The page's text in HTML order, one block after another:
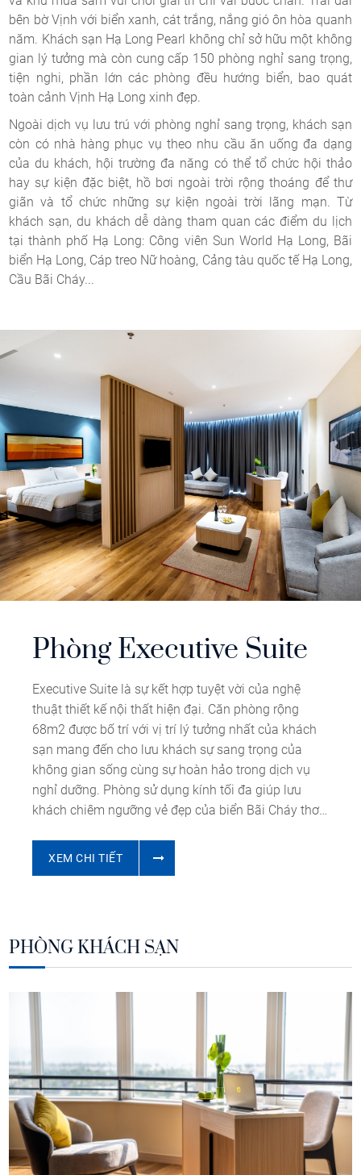
bên bờ Vịnh với biển xanh, cát trắng, nắng gió ôn hòa quanh
năm. Khách sạn Hạ Long Pearl không chỉ sở hữu một không
gian lý tưởng mà còn cung cấp 150 phòng nghỉ sang trọng,
tiện nghi, phần lớn các phòng đều hướng biển, bao quát
toàn cảnh Vịnh Hạ Long xinh đẹp.
Ngoài dịch vụ lưu trú với phòng nghỉ sang trọng, khách sạn
còn có nhà hàng phục vụ theo nhu cầu ăn uống đa dạng
của du khách, hội trường đa năng có thể tổ chức hội thảo
hay sự kiện đặc biệt, hồ bơi ngoài trời rộng thoáng để thư
giãn và tổ chức những sự kiện ngoài trời lãng mạn. Từ
khách sạn, du khách dễ dàng tham quan các điểm du lịch
tại thành phố Hạ Long: Công viên Sun World Hạ Long, Bãi
biển Hạ Long, Cáp treo Nữ hoàng, Cảng tàu quốc tế Hạ Long,
Cầu Bãi Cháy...
Phòng Executive Suite
Executive Suite là sự kết hợp tuyệt vời của nghệ
thuật thiết kế nội thất hiện đại. Căn phòng rộng
68m2 được bố trí với vị trí lý tưởng nhất của khách
sạn mang đến cho lưu khách sự sang trọng của
không gian sống cùng sự hoàn hảo trong dịch vụ
nghỉ dưỡng. Phòng sử dụng kính tối đa giúp lưu
khách chiêm ngưỡng vẻ đẹp của biển Bãi Cháy thơ
động.
XEM CHI TIẾT
PHÒNG KHÁCH SẠN